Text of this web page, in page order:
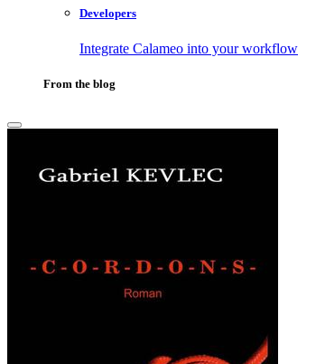
Developers
Integrate Calameo into your workflow
From the blog